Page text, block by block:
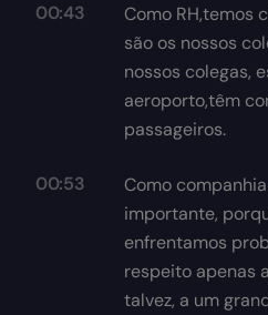
00:43
Como RH,temos
são os nossos
nossos colegas,
aeroporto,têm
passageiros.
00:53
Como
importante,
enfrentamos
respeito apenas
talvez, a um